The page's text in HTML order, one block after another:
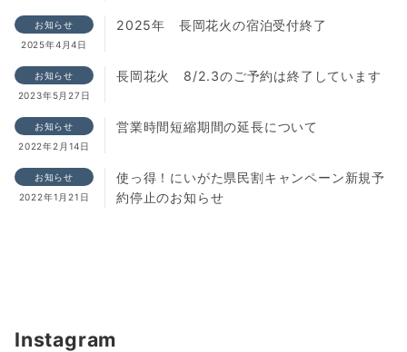
お知らせ
2025年4月4日
2025年 長岡花火の宿泊受付終了
お知らせ
2023年5月27日
長岡花火 8/2.3のご予約は終了しています
お知らせ
2022年2月14日
営業時間短縮期間の延長について
お知らせ
2022年1月21日
使っ得！にいがた県民割キャンペーン新規予
約停止のお知らせ
Instagram